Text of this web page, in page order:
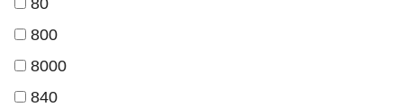
80
800
8000
840